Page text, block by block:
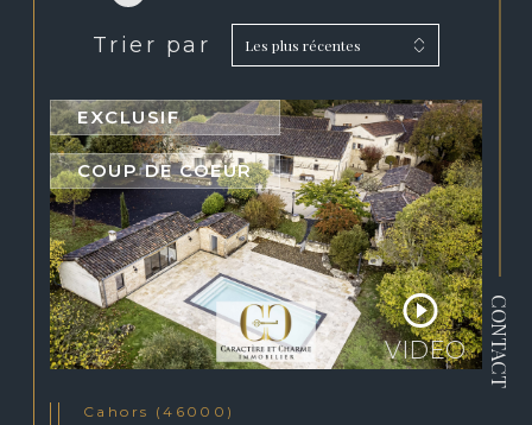
CONTACT
Trier par Les plus récentes
EXCLUSIF
COUP DE COEUR
Cahors (46000)